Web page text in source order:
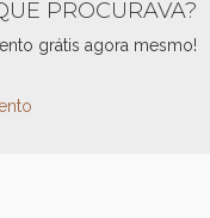
PROCURAVA?
grátis agora mesmo!